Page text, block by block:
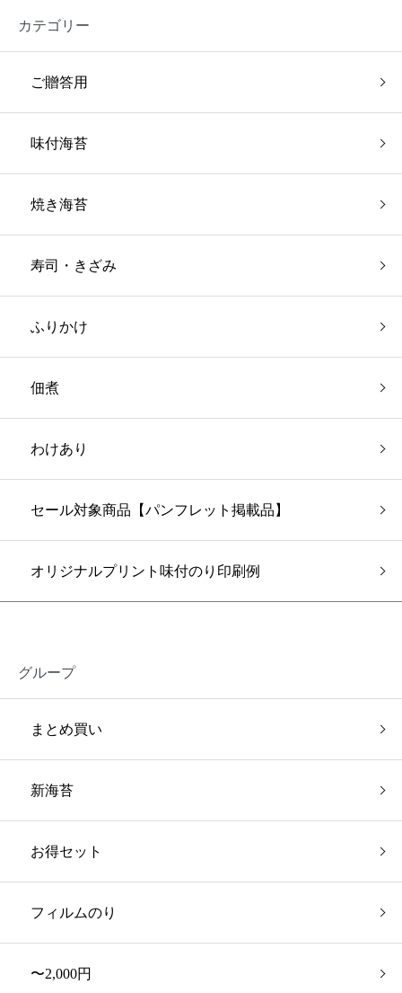
カテゴリー
ご贈答用
味付海苔
焼き海苔
寿司・きざみ
ふりかけ
佃煮
わけあり
セール対象商品【パンフレット掲載品】
オリジナルプリント味付のり印刷例
グループ
まとめ買い
新海苔
お得セット
フィルムのり
〜2,000円